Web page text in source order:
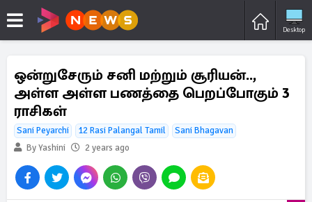
Desktop
ஒன்றுசேரும் சனி மற்றும் சூரியன்..,
அள்ள அள்ள பணத்தை பெறப்போகும் 3
ராசிகள்
Sani Peyarchi 12 Rasi Palangal Tamil
Sani Bhagavan
By Yashini
2 years ago